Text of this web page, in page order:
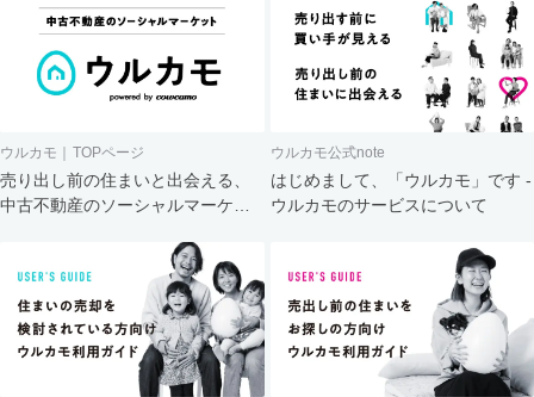
ウルカモ｜TOPページ
売り出し前の住まいと出会える、
中古不動産のソーシャルマーケッ
ウルカモ公式note
はじめまして、「ウルカモ」です -
ウルカモのサービスについて